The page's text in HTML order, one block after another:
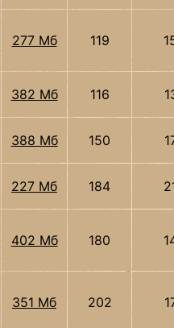
277 Мб 119
382 Мб 116
388 Мб 150
227 Мб 184
402 Мб 180
351 Мб 202